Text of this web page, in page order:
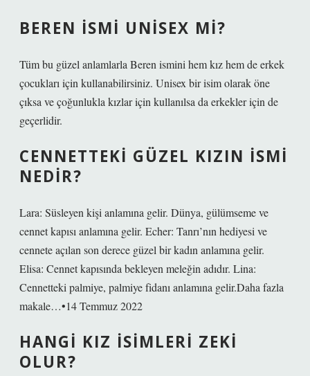
BEREN ISMI UNISEX MI?
Tüm bu güzel anlamlarla Beren ismini hem kız hem de erkek
çocukları için kullanabilirsiniz. Unisex bir isim olarak öne
çıksa ve çoğunlukla kızlar için kullanılsa da erkekler için de
geçerlidir.
CENNETTEKI GÜZEL KIZIN ISMI
NEDIR?
Lara: Süsleyen kişi anlamına gelir. Dünya, gülümseme ve
cennet kapısı anlamına gelir. Echer: Tanrı’nın hediyesi ve
cennete açılan son derece güzel bir kadın anlamına gelir.
Elisa: Cennet kapısında bekleyen meleğin adıdır. Lina:
Cennetteki palmiye, palmiye fidanı anlamına gelir.Daha fazla
makale…•14 Temmuz 2022
HANGI KIZ ISIMLERI ZEKI
OLUR?